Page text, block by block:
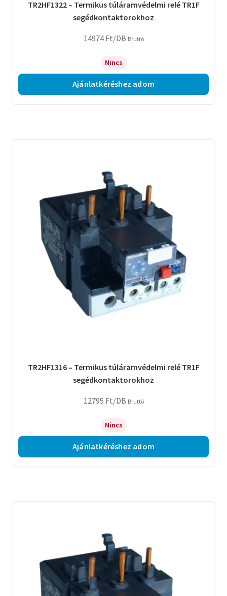
TR2HF1322 – Termikus túláramvédelmi relé TR1F
segédkontaktorokhoz
14974 Ft/DB Bruttó
Nincs
Ajánlatkéréshez adom
TR2HF1316 – Termikus túláramvédelmi relé TR1F
segédkontaktorokhoz
12795 Ft/DB Bruttó
Nincs
Ajánlatkéréshez adom